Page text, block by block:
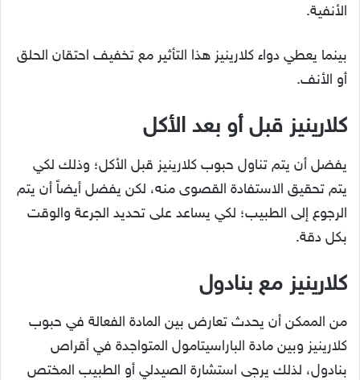
الأنفية.
بينما يعطي دواء كلارينيز هذا التأثير مع تخفيف احتقان الحلق
أو الأنف.
كلارينيز قبل أو بعد الأكل
يفضل أن يتم تناول حبوب كلارينيز قبل الأكل؛ وذلك لكي
يتم تحقيق الاستفادة القصوى منه، لكن يفضل أيضاً أن يتم
الرجوع إلى الطبيب؛ لكي يساعد على تحديد الجرعة والوقت
بكل دقة.
كلارينيز مع بنادول
من الممكن أن يحدث تعارض بين المادة الفعالة في حبوب
كلارينيز وبين مادة الباراسيتامول المتواجدة في أقراص
بنادول، لذلك يرجى استشارة الصيدلي أو الطبيب المختص